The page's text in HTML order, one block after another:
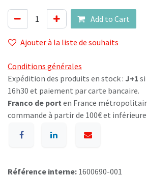
Add to Cart
Ajouter à la liste de souhaits
Conditions générales
Expédition des produits en stock : J+1
16h30 et paiement par carte bancaire.
Franco de port en France
commande à partir de 100€ et inférieure
Référence interne: 1600690-001